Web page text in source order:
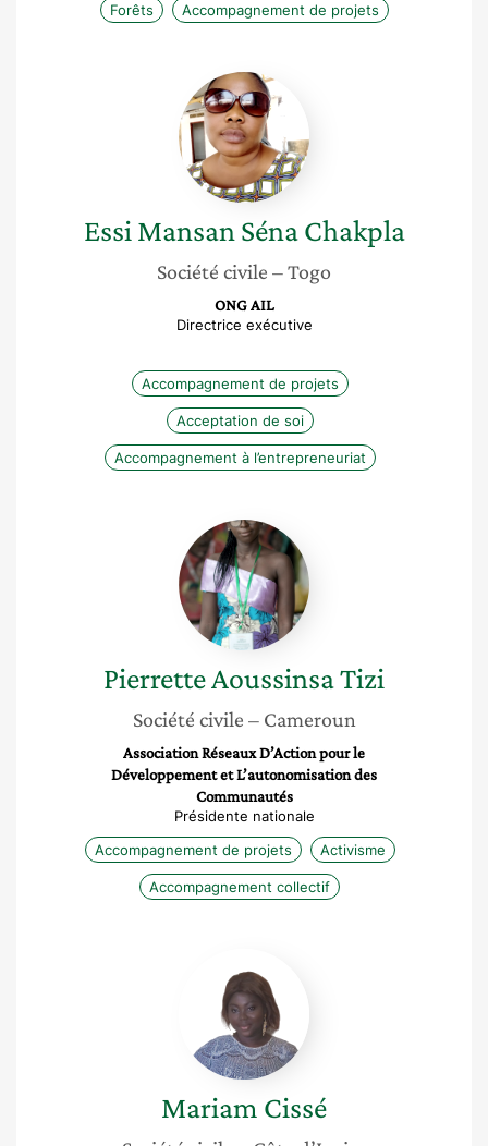
Forêts Accompagnement de projets
Essi
Mansan
Séna
Chakpla
Essi Mansan Séna Chakpla
Société civile – Togo
ONG AIL
Directrice exécutive
Accompagnement de projets
Acceptation de soi
Accompagnement à l’entrepreneuriat
Pierrette
Aoussinsa
Tizi
PierretteAoussinsa Tizi
Société civile – Cameroun
Association Réseaux D’Action pour le
Développement et L’autonomisation des
Communautés
Présidente nationale
Accompagnement de projets
Activisme
Accompagnement collectif
Cissé
Mariam Cissé